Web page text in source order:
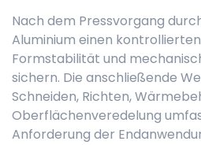
Nach dem Pressvorgang
Aluminium einen
Formstabilität und
sichern. Die anschließende
Schneiden, Richten,
Oberflächenveredelung
Anforderung der